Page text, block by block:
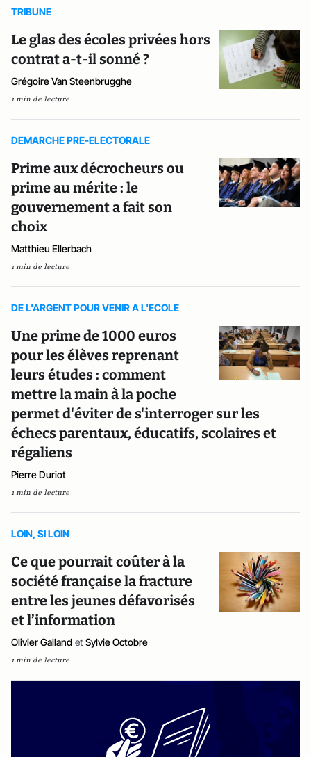
TRIBUNE
Le glas des écoles privées hors
contrat a-t-il sonné ?
Grégoire Van Steenbrugghe
1 min de lecture
DEMARCHE PRE-ELECTORALE
Prime aux décrocheurs ou
prime au mérite : le
gouvernement a fait son
choix
Matthieu Ellerbach
1 min de lecture
DE L'ARGENT POUR VENIR A L'ECOLE
Une prime de 1000 euros
pour les élèves reprenant
leurs études : comment
mettre la main à la poche
permet d'éviter de s'interroger sur les
échecs parentaux, éducatifs, scolaires et
régaliens
Pierre Duriot
1 min de lecture
LOIN, SI LOIN
Ce que pourrait coûter à la
société française la fracture
entre les jeunes défavorisés
et l’information
Olivier Galland et Sylvie Octobre
1 min de lecture